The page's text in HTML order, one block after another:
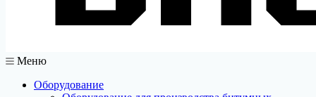
Меню
Оборудование